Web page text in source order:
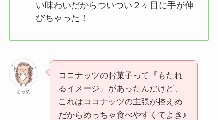
い味わいだからついつい２ヶ目に手が伸
びちゃった！
よっめ
ココナッツのお菓子って『もたれ
るイメージ』があったんだけど、
これはココナッツの主張が控えめ
だからめっちゃ食べやすくてよき♪